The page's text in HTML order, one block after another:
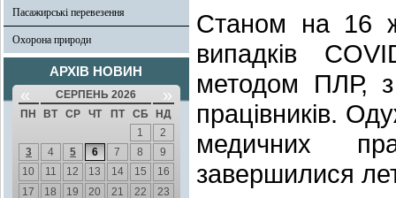
Пасажирські перевезення
Охорона природи
АРХІВ НОВИН
« СЕРПЕНЬ 2026 »
ПН ВТ СР ЧТ ПТ СБ
НД
1
2
3
4 5 6 7 8
9
10
11 12 13 14 15
16
17
18 19 20 21 22
23
Cтаном на 16
випадків
методом ПЛР,
працівників.
медичних
завершилися